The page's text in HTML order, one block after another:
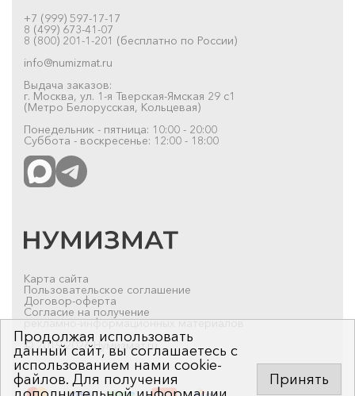
+7 (999) 597-17-17
8 (499) 673-41-07
8 (800) 201-1-201 (бесплатно по России)
info@numizmat.ru
Выдача заказов:
г. Москва, ул. 1-я Тверская-Ямская 29 с1
(Метро Белорусская, Кольцевая)
Понедельник - пятница: 10:00 - 20:00
Суббота - воскресенье: 12:00 - 18:00
Карта сайта
Пользовательское соглашение
Договор-оферта
Согласие на получение
рекламно-информационных материалов
© 2019-2026 Нумизмат.ru
Продолжая использовать
данный сайт, вы соглашаетесь с
использованием нами cookie-
файлов. Для получения
Принять